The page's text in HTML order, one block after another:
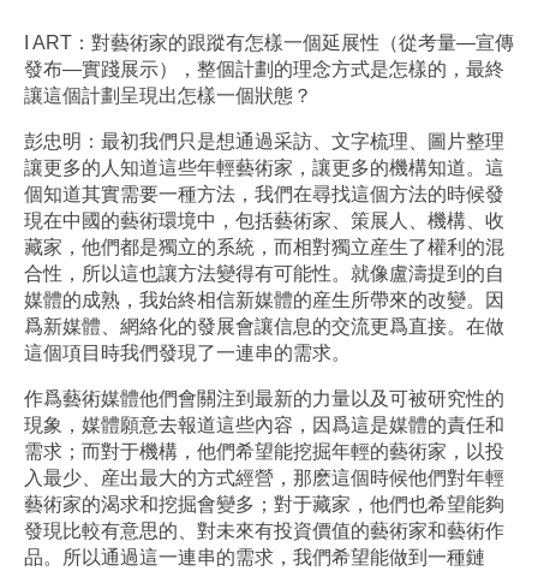
I ART：對藝術家的跟蹤有怎樣一個延展性（從考量—宣傳
發布—實踐展示），整個計劃的理念方式是怎樣的，最終
讓這個計劃呈現出怎樣一個狀態？
彭忠明：最初我們只是想通過采訪、文字梳理、圖片整理
讓更多的人知道這些年輕藝術家，讓更多的機構知道。這
個知道其實需要一種方法，我們在尋找這個方法的時候發
現在中國的藝術環境中，包括藝術家、策展人、機構、收
藏家，他們都是獨立的系統，而相對獨立産生了權利的混
合性，所以這也讓方法變得有可能性。就像盧濤提到的自
媒體的成熟，我始終相信新媒體的産生所帶來的改變。因
爲新媒體、網絡化的發展會讓信息的交流更爲直接。在做
這個項目時我們發現了一連串的需求。
作爲藝術媒體他們會關注到最新的力量以及可被研究性的
現象，媒體願意去報道這些內容，因爲這是媒體的責任和
需求；而對于機構，他們希望能挖掘年輕的藝術家，以投
入最少、産出最大的方式經營，那麽這個時候他們對年輕
藝術家的渴求和挖掘會變多；對于藏家，他們也希望能夠
發現比較有意思的、對未來有投資價值的藝術家和藝術作
品。所以通過這一連串的需求，我們希望能做到一種鏈